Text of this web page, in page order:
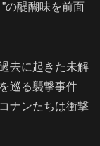
の醍醐味を前面
去に起きた未解
巡る襲撃事件
ナンたちは衝撃